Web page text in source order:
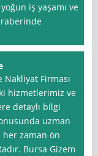
iş yaşamı ve
Nakliyat Firması
hizmetlerimiz ve
detaylı bilgi
uzman
zaman ön
Bursa Gizem